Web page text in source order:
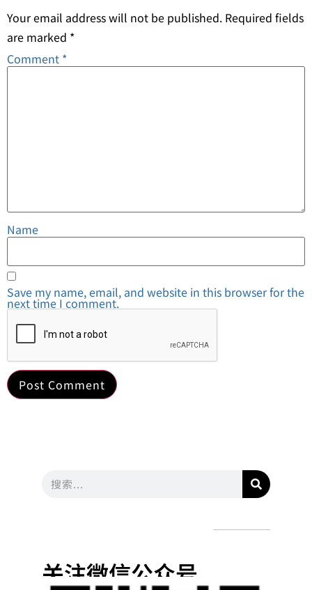
Your email address will not be published. Required fields
are marked *
Comment *
Name
Save my name, email, and website in this browser for the
next time I comment.
关注微信公众号